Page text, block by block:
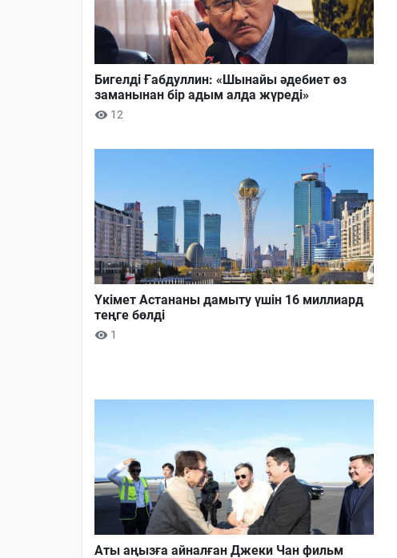
Бигелді Ғабдуллин: «Шынайы әдебиет өз
заманынан бір адым алда жүреді»
12
Үкімет Астананы дамыту үшін 16 миллиард
теңге бөлді
1
Аты аңызға айналған Джеки Чан фильм